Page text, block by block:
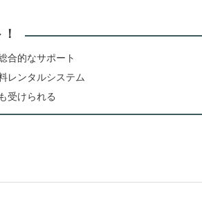
合的なサポート
レンタルシステム
受けられる